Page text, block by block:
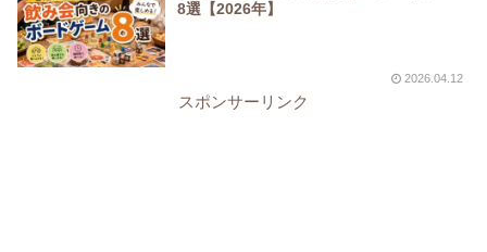
8選【2026年】
2026.04.12
スポンサーリンク